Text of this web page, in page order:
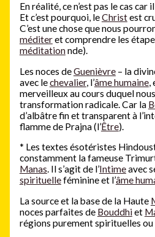
En réalité, ce n’est pas le cas
Et c’est pourquoi, leChristest
C’est une chose que nous
méditeret comprendre les
méditationnde).
Les noces deGuenièvre– la
avec lechevalier, l’âme humaine,
merveilleux au cours duquel
transformation radicale. Car la
d’albâtre fin et transparent à
flamme de Prajna (l’Être).
* Les textes ésotéristes
constamment la fameuse
Manas. Il s’agit de l’Intimeavec
spirituelleféminine et l’âme
La source et la base de la Haute
noces parfaites de Bouddhiet
régions purement spirituelles